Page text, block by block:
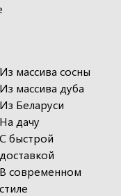
Из массива сосны
Из массива дуба
Из Беларуси
На дачу
С быстрой
доставкой
В современном
стиле